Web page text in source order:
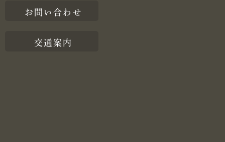
お問い合わせ
交通案内